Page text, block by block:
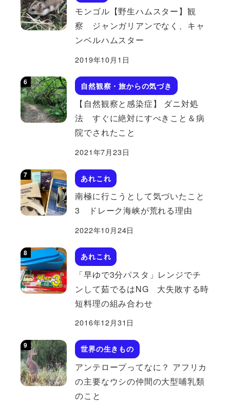
モンゴル【野生ハムスター】観
察 ジャンガリアンでなく、キャ
ンベルハムスター
2019年10月1日
自然観察・旅からの気づき
【自然観察と感染症】 ダニ対処
法 すぐに絶対にすべきこと＆病
院でされたこと
2021年7月23日
あれこれ
南極に行こうとして気づいたこと
3 ドレーク海峡が荒れる理由
2022年10月24日
あれこれ
「早ゆで3分パスタ」レンジでチ
ンして茹でるはNG 大失敗する時
短料理の組み合わせ
2016年12月31日
世界の生きもの
アンテロープってなに？ アフリカ
の主要なウシの仲間の大型哺乳類
のこと